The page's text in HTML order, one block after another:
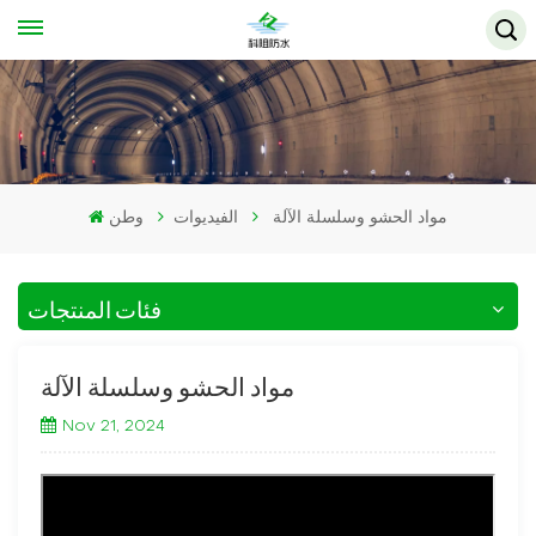
وطن الفيديوات مواد الحشو وسلسلة الآلة
فئات المنتجات
مواد الحشو وسلسلة الآلة
Nov 21, 2024